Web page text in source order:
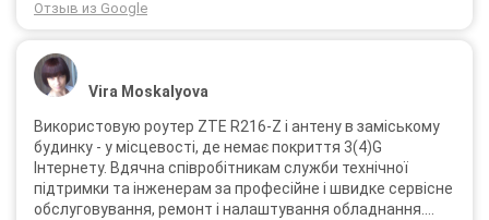
Отзыв из Google
Vira Moskalyova
Використовую роутер ZTE R216-Z і антену в заміському
будинку - у місцевості, де немає покриття 3(4)G
Інтернету. Вдячна співробітникам служби технічної
підтримки та інженерам за професійне і швидке сервісне
обслуговування, ремонт і налаштування обладнання.